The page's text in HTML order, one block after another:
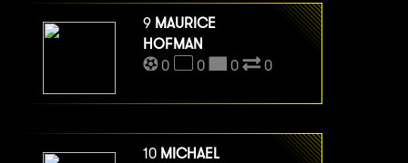
9 MAURICE
HOFMAN
0
0 0 0
10 MICHAEL